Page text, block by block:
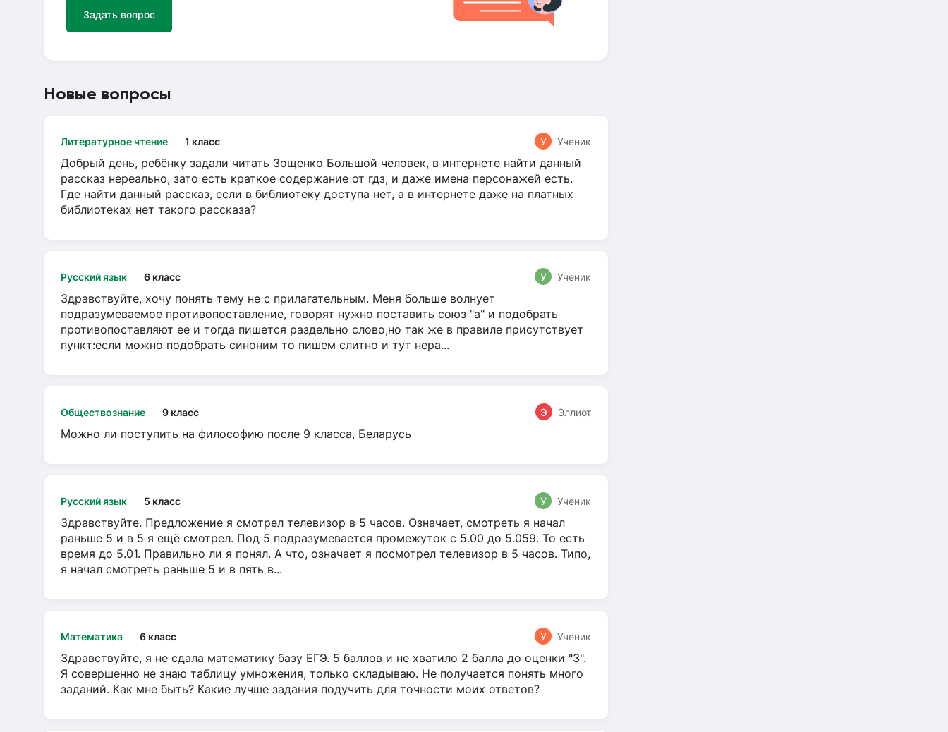
Задать вопрос
Новые вопросы
Литературное чтение 1 класс У Ученик
Добрый день, ребёнку задали читать Зощенко Большой человек, в интернете найти данный
рассказ нереально, зато есть краткое содержание от гдз, и даже имена персонажей есть.
Где найти данный рассказ, если в библиотеку доступа нет, а в интернете даже на платных
библиотеках нет такого рассказа?
Русский язык 6 класс У Ученик
Здравствуйте, хочу понять тему не с прилагательным. Меня больше волнует
подразумеваемое противопоставление, говорят нужно поставить союз "а" и подобрать
противопоставляют ее и тогда пишется раздельно слово,но так же в правиле присутствует
пункт:если можно подобрать синоним то пишем слитно и тут нера...
Обществознание 9 класс Э Эллиот
Можно ли поступить на философию после 9 класса, Беларусь
Русский язык 5 класс У Ученик
Здравствуйте. Предложение я смотрел телевизор в 5 часов. Означает, смотреть я начал
раньше 5 и в 5 я ещё смотрел. Под 5 подразумевается промежуток с 5.00 до 5.059. То есть
время до 5.01. Правильно ли я понял. А что, означает я посмотрел телевизор в 5 часов. Типо,
я начал смотреть раньше 5 и в пять в...
Математика 6 класс У Ученик
Здравствуйте, я не сдала математику базу ЕГЭ. 5 баллов и не хватило 2 балла до оценки "3".
Я совершенно не знаю таблицу умножения, только складываю. Не получается понять много
заданий. Как мне быть? Какие лучше задания подучить для точности моих ответов?